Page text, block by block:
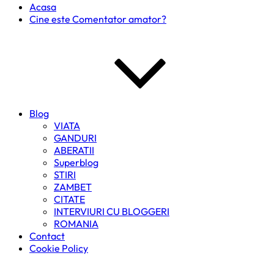
Acasa
Cine este Comentator amator?
Blog
VIATA
GANDURI
ABERATII
Superblog
STIRI
ZAMBET
CITATE
INTERVIURI CU BLOGGERI
ROMANIA
Contact
Cookie Policy